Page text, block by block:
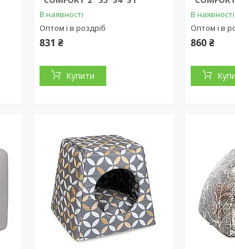
В наявності
Оптом і в роздріб
831 ₴
Купити
В наявності
Оптом і в
860 ₴